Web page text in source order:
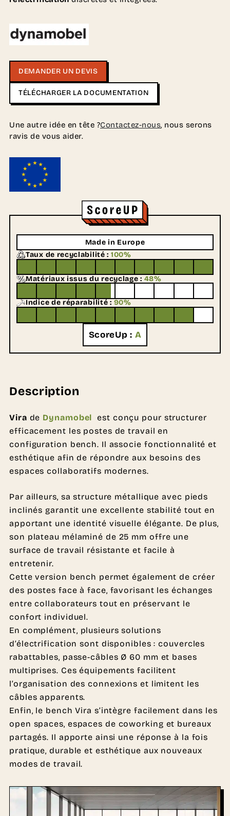
DEMANDER UN DEVIS
TÉLÉCHARGER LA DOCUMENTATION
Une autre idée en tête ?Contactez-nous, nous serons
ravis de vous aider.
Made in Europe
Taux de recyclabilité : 100%
Matériaux issus du recyclage : 48%
Indice de réparabilité : 90%
ScoreUp : A
Description
Vira de Dynamobel est conçu pour structurer
efficacement les postes de travail en
configuration bench. Il associe fonctionnalité et
esthétique afin de répondre aux besoins des
espaces collaboratifs modernes.
Par ailleurs, sa structure métallique avec pieds
inclinés garantit une excellente stabilité tout en
apportant une identité visuelle élégante. De plus,
son plateau mélaminé de 25 mm offre une
surface de travail résistante et facile à
entretenir.
Cette version bench permet également de créer
des postes face à face, favorisant les échanges
entre collaborateurs tout en préservant le
confort individuel.
En complément, plusieurs solutions
d’électrification sont disponibles : couvercles
rabattables, passe-câbles Ø 60 mm et bases
multiprises. Ces équipements facilitent
l’organisation des connexions et limitent les
câbles apparents.
Enfin, le bench Vira s’intègre facilement dans les
open spaces, espaces de coworking et bureaux
partagés. Il apporte ainsi une réponse à la fois
pratique, durable et esthétique aux nouveaux
modes de travail.